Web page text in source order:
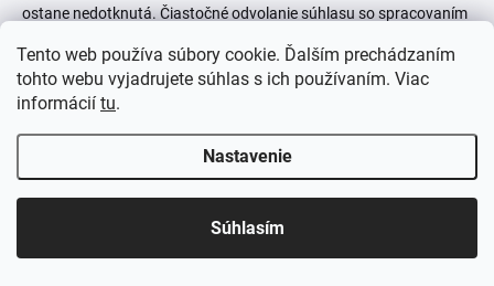
Tento web používa súbory cookie. Ďalším prechádzaním
tohto webu vyjadrujete súhlas s ich používaním. Viac
informácií tu.
Nastavenie
Súhlasím
ostane nedotknutá. Čiastočné odvolanie súhlasu so spracovaním
spracúvania osobných údajov / určitých konkrétnych účelov
spracúvania osobných údajov, pričom zákonnosť spracúvania
osobných údajov na ostatné účely ostane nedotknutá.
Právo odvolať súhlas so spracovaním osobných údajov môže
Dotknutá osoba realizovať v listinnej podobe na adresu
Prevádzkovateľa zapísanú ako jeho sídlo v živnostenskom registri
v čase odvolania súhlasu so spracovaním osobných údajov alebo